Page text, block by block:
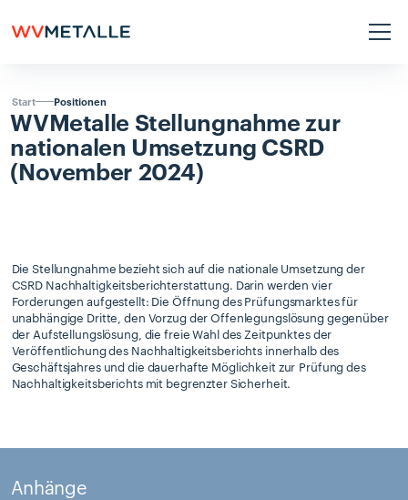
Start Positionen
WVMetalle Stellungnahme zur
nationalen Umsetzung CSRD
(November 2024)
Die Stellungnahme bezieht sich auf die nationale Umsetzung der
CSRD Nachhaltigkeitsberichterstattung. Darin werden vier
Forderungen aufgestellt: Die Öffnung des Prüfungsmarktes für
unabhängige Dritte, den Vorzug der Offenlegungslösung gegenüber
der Aufstellungslösung, die freie Wahl des Zeitpunktes der
Veröffentlichung des Nachhaltigkeitsberichts innerhalb des
Geschäftsjahres und die dauerhafte Möglichkeit zur Prüfung des
Nachhaltigkeitsberichts mit begrenzter Sicherheit.
Anhänge